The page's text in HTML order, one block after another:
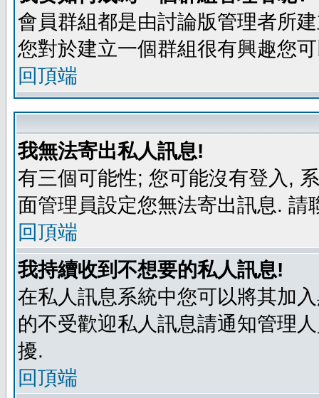
會員群組都是由討論版管理者所
您對於建立一個群組很有興趣您
回頂端
我無法寄出私人訊息!
有三個可能性; 您可能沒有登入,
面管理員設定您無法寄出訊息. 請
回頂端
我持續收到不想要的私人訊息!
在私人訊息系統中您可以將其加
的不受歡迎私人訊息請通知管理
擾.
回頂端